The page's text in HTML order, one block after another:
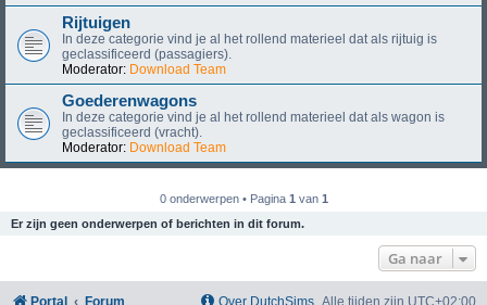
Rijtuigen
In deze categorie vind je al het rollend materieel dat als rijtuig is
geclassificeerd (passagiers).
Moderator: Download Team
Goederenwagons
In deze categorie vind je al het rollend materieel dat als wagon is
geclassificeerd (vracht).
Moderator: Download Team
0 onderwerpen • Pagina 1 van 1
Er zijn geen onderwerpen of berichten in dit forum.
Ga naar
Portal Forum Alle tijden zijn UTC+02:00
Over DutchSims